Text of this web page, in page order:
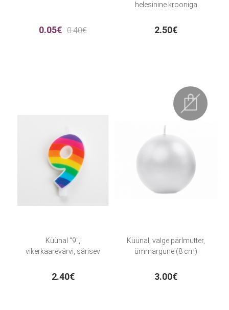
0.05€ 0.40€
helesinine krooniga
2.50€
Küünal "9",
vikerkaarevärvi, särisev
2.40€
Küünal, valge pärlmutter,
ümmargune (8 cm)
3.00€